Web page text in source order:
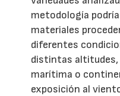
metodología
materiales
diferentes
distintas altitudes,
marítima o
exposición al